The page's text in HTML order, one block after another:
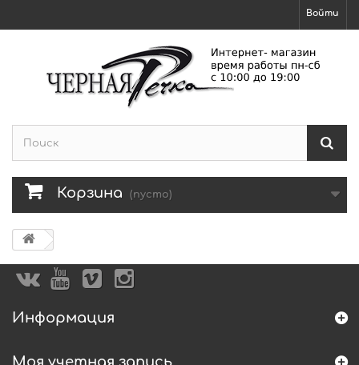
Войти
Корзина (пусто)
Информация
Моя учетная запись